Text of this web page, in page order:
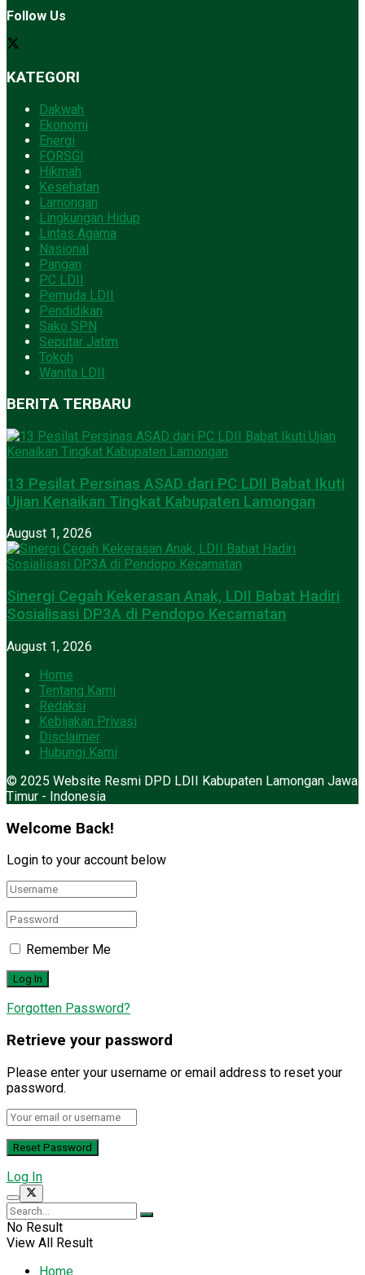
Follow Us
KATEGORI
Dakwah
Ekonomi
Energi
FORSGI
Hikmah
Kesehatan
Lamongan
Lingkungan Hidup
Lintas Agama
Nasional
Pangan
PC LDII
Pemuda LDII
Pendidikan
Sako SPN
Seputar Jatim
Tokoh
Wanita LDII
BERITA TERBARU
13 Pesilat Persinas ASAD dari PC LDII Babat Ikuti
Ujian Kenaikan Tingkat Kabupaten Lamongan
August 1, 2026
Sinergi Cegah Kekerasan Anak, LDII Babat Hadiri
Sosialisasi DP3A di Pendopo Kecamatan
August 1, 2026
Home
Tentang Kami
Redaksi
Kebijakan Privasi
Disclaimer
Hubungi Kami
© 2025 Website Resmi DPD LDII Kabupaten Lamongan Jawa
Timur - Indonesia
Welcome Back!
Login to your account below
Remember Me
Forgotten Password?
Retrieve your password
Please enter your username or email address to reset your
password.
Log In
No Result
View All Result
Home